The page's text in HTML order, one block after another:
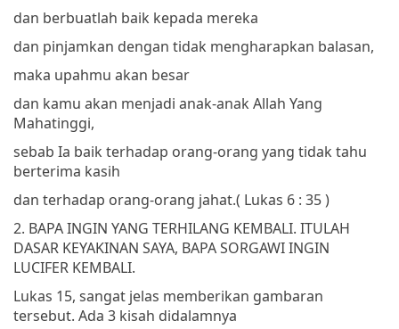
dan berbuatlah baik kepada mereka
dan pinjamkan dengan tidak mengharapkan balasan,
maka upahmu akan besar
dan kamu akan menjadi anak-anak Allah Yang
Mahatinggi,
sebab Ia baik terhadap orang-orang yang tidak tahu
berterima kasih
dan terhadap orang-orang jahat.( Lukas 6 : 35 )
2. BAPA INGIN YANG TERHILANG KEMBALI. ITULAH
DASAR KEYAKINAN SAYA, BAPA SORGAWI INGIN
LUCIFER KEMBALI.
Lukas 15, sangat jelas memberikan gambaran
tersebut. Ada 3 kisah didalamnya